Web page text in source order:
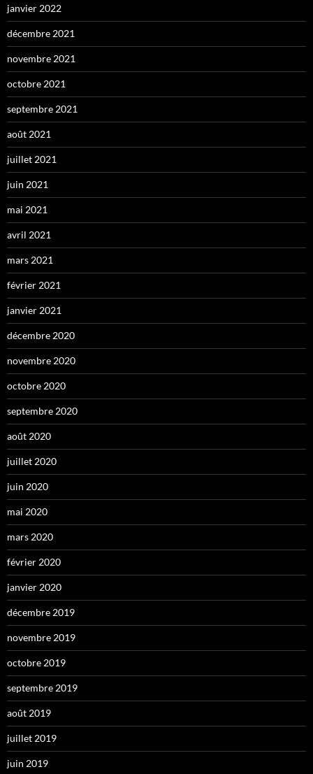
janvier 2022
décembre 2021
novembre 2021
octobre 2021
septembre 2021
août 2021
juillet 2021
juin 2021
mai 2021
avril 2021
mars 2021
février 2021
janvier 2021
décembre 2020
novembre 2020
octobre 2020
septembre 2020
août 2020
juillet 2020
juin 2020
mai 2020
mars 2020
février 2020
janvier 2020
décembre 2019
novembre 2019
octobre 2019
septembre 2019
août 2019
juillet 2019
juin 2019